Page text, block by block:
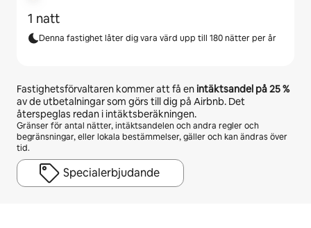
1 natt
Denna fastighet låter dig vara värd upp till 180 nätter per år
Fastighetsförvaltaren kommer att få enintäktsandel på25 %
av de utbetalningar som görs till dig på Airbnb. Det
återspeglas redan i intäktsberäkningen.
Gränser för antal nätter, intäktsandelen och andra regler och
begränsningar, eller lokala bestämmelser, gäller och kan ändras över
tid.
Specialerbjudande